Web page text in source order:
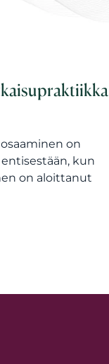
on
kun
on aloittanut